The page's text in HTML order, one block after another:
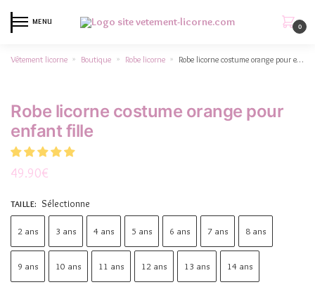
MENU
0
Vêtement licorne » Boutique » Robe licorne » Robe licorne costume orange pour enfant fille
Robe licorne costume orange pour
enfant fille
49.90€
TAILLE: Sélectionne
2 ans 3 ans 4 ans 5 ans 6 ans 7 ans 8 ans
9 ans 10 ans 11 ans 12 ans 13 ans 14 ans